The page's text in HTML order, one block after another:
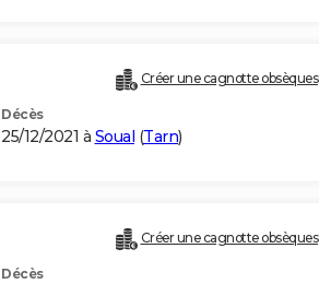
Créer une cagnotte obsèques
Décès
25/12/2021 à Soual (Tarn)
Créer une cagnotte obsèques
Décès